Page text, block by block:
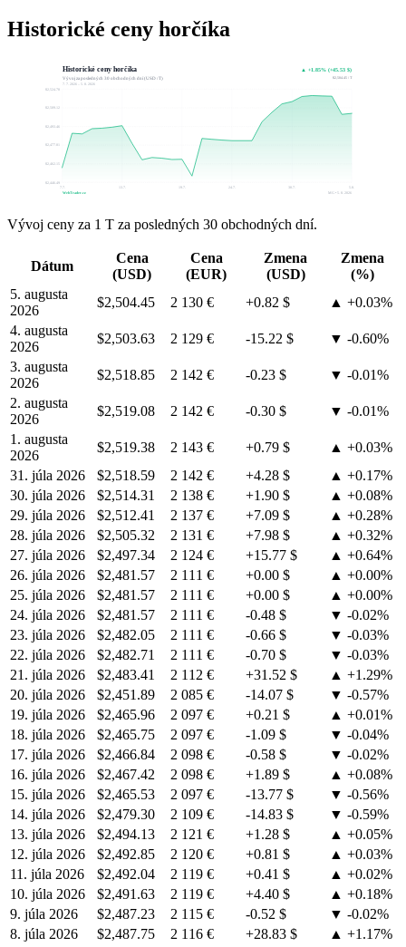
Historické ceny horčíka
Historické ceny horčíka
Vývoj za posledných 30 obchodných dní (USD / T)
7. 7. 2026 – 5. 8. 2026
▲ +1.85% (+45.53 $)
$2,504.45 / T
$2,462.15
$2,477.81
$2,493.46
$2,509.12
$2,524.78
7.7. 13.7. 19.7. 24.7. 30.7.
WebTrader.cz MG • 5. 8. 2026
Vývoj ceny za 1 T za posledných 30 obchodných dní.
Dátum
Cena
(USD)
Cena
(EUR)
Zmena
(USD)
Zmena
(%)
5. augusta
2026
$2,504.45 2 130 € +0.82 $
▲ +0.03%
4. augusta
2026
$2,503.63 2 129 € -15.22 $
▼ -0.60%
3. augusta
2026
$2,518.85 2 142 € -0.23 $
▼ -0.01%
2. augusta
2026
$2,519.08 2 142 € -0.30 $
▼ -0.01%
1. augusta
2026
$2,519.38 2 143 € +0.79 $
▲ +0.03%
31. júla 2026
$2,518.59 2 142 € +4.28 $
▲ +0.17%
30. júla 2026
$2,514.31 2 138 € +1.90 $
▲ +0.08%
29. júla 2026
$2,512.41 2 137 € +7.09 $
▲ +0.28%
28. júla 2026
$2,505.32 2 131 € +7.98 $
▲ +0.32%
27. júla 2026
$2,497.34 2 124 € +15.77 $
▲ +0.64%
26. júla 2026
$2,481.57 2 111 € +0.00 $
▲ +0.00%
25. júla 2026
$2,481.57 2 111 € +0.00 $
▲ +0.00%
24. júla 2026
$2,481.57 2 111 € -0.48 $
▼ -0.02%
23. júla 2026
$2,482.05 2 111 € -0.66 $
▼ -0.03%
22. júla 2026
$2,482.71 2 111 € -0.70 $
▼ -0.03%
21. júla 2026
$2,483.41 2 112 € +31.52 $
▲ +1.29%
20. júla 2026
$2,451.89 2 085 € -14.07 $
▼ -0.57%
19. júla 2026
$2,465.96 2 097 € +0.21 $
▲ +0.01%
18. júla 2026
$2,465.75 2 097 € -1.09 $
▼ -0.04%
17. júla 2026
$2,466.84 2 098 € -0.58 $
▼ -0.02%
16. júla 2026
$2,467.42 2 098 € +1.89 $
▲ +0.08%
15. júla 2026
$2,465.53 2 097 € -13.77 $
▼ -0.56%
14. júla 2026
$2,479.30 2 109 € -14.83 $
▼ -0.59%
13. júla 2026
$2,494.13 2 121 € +1.28 $
▲ +0.05%
12. júla 2026
$2,492.85 2 120 € +0.81 $
▲ +0.03%
11. júla 2026
$2,492.04 2 119 € +0.41 $
▲ +0.02%
10. júla 2026
$2,491.63 2 119 € +4.40 $
▲ +0.18%
9. júla 2026
$2,487.23 2 115 € -0.52 $
▼ -0.02%
8. júla 2026
$2,487.75 2 116 € +28.83 $
▲ +1.17%